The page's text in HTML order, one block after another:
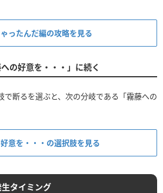
ったんだ編の攻略を見る
の好意を・・・」に続く
で断るを選ぶと、次の分岐である「霧藤への
意を・・・の選択肢を見る
タイミング